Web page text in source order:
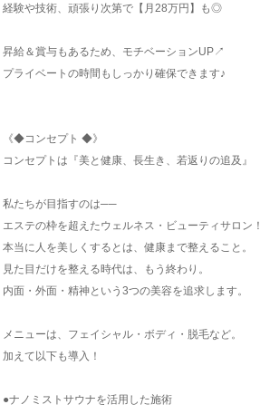
経験や技術、頑張り次第で【月28万円】も◎
昇給＆賞与もあるため、モチベーションUP↗
プライベートの時間もしっかり確保できます♪
《◆コンセプト ◆》
コンセプトは『美と健康、長生き、若返りの追及』
私たちが目指すのは──
エステの枠を超えたウェルネス・ビューティサロン！
本当に人を美しくするとは、健康まで整えること。
見た目だけを整える時代は、もう終わり。
内面・外面・精神という3つの美容を追求します。
メニューは、フェイシャル・ボディ・脱毛など。
加えて以下も導入！
●ナノミストサウナを活用した施術